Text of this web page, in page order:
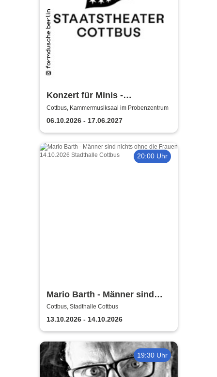
Konzert für Minis -
Staatstheater Cottbus
Cottbus, Kammermusiksaal im Probenzentrum
06.10.2026 - 17.06.2027
20:00 Uhr
Mario Barth - Männer sind
nichts ohne die Frauen
Cottbus, Stadthalle Cottbus
13.10.2026 - 14.10.2026
19:30 Uhr